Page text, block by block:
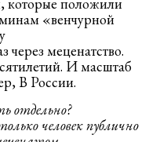
«венчурной
через меценатство.
И масштаб
В России.
отдельно?
человек публично